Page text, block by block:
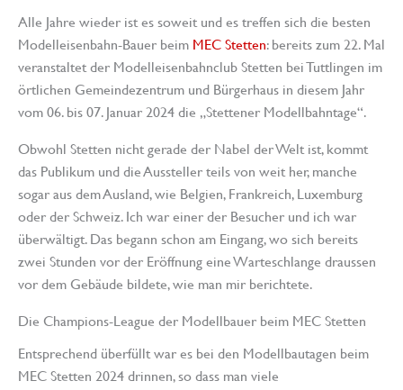
Alle Jahre wieder ist es soweit und es treffen sich die besten
Modelleisenbahn-Bauer beim MEC Stetten: bereits zum 22. Mal
veranstaltet der Modelleisenbahnclub Stetten bei Tuttlingen im
örtlichen Gemeindezentrum und Bürgerhaus in diesem Jahr
vom 06. bis 07. Januar 2024 die „Stettener Modellbahntage“.
Obwohl Stetten nicht gerade der Nabel der Welt ist, kommt
das Publikum und die Aussteller teils von weit her, manche
sogar aus dem Ausland, wie Belgien, Frankreich, Luxemburg
oder der Schweiz. Ich war einer der Besucher und ich war
überwältigt. Das begann schon am Eingang, wo sich bereits
zwei Stunden vor der Eröffnung eine Warteschlange draussen
vor dem Gebäude bildete, wie man mir berichtete.
Die Champions-League der Modellbauer beim MEC Stetten
Entsprechend überfüllt war es bei den Modellbautagen beim
MEC Stetten 2024 drinnen, so dass man viele